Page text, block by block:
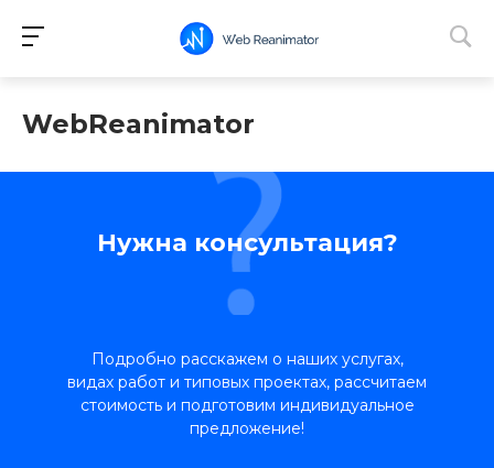
WebReanimator
Нужна консультация?
Подробно расскажем о наших услугах,
видах работ и типовых проектах, рассчитаем
стоимость и подготовим индивидуальное
предложение!